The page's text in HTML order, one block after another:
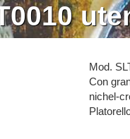
Mod.
Con
nichel-